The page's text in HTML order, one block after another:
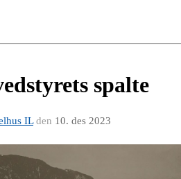
spalte
ILden 10. des 2023